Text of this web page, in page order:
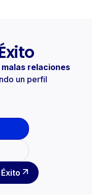
malas relaciones
un perfil